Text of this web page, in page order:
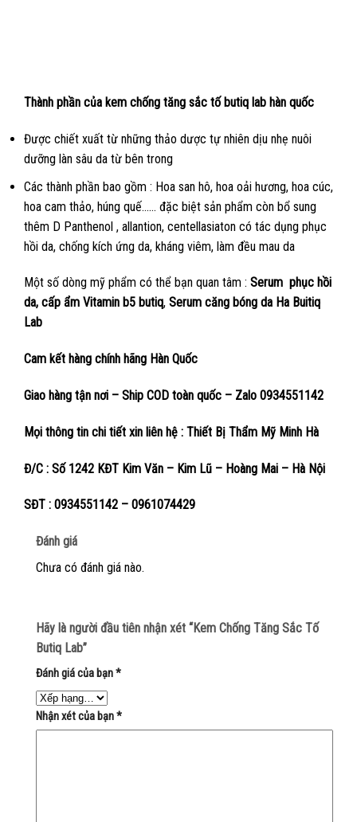
Thành phần của kem chống tăng sắc tố butiq lab hàn quốc
Được chiết xuất từ những thảo dược tự nhiên dịu nhẹ nuôi
dưỡng làn sâu da từ bên trong
Các thành phần bao gồm : Hoa san hô, hoa oải hương, hoa cúc,
hoa cam thảo, húng quế…… đặc biệt sản phẩm còn bổ sung
thêm D Panthenol , allantion, centellasiaton có tác dụng phục
hồi da, chống kích ứng da, kháng viêm, làm đều mau da
Một số dòng mỹ phẩm có thể bạn quan tâm : Serum phục hồi
da, cấp ẩm Vitamin b5 butiq, Serum căng bóng da Ha Buitiq
Lab
Cam kết hàng chính hãng Hàn Quốc
Giao hàng tận nơi – Ship COD toàn quốc – Zalo 0934551142
Mọi thông tin chi tiết xin liên hệ : Thiết Bị Thẩm Mỹ Minh Hà
Đ/C : Số 1242 KĐT Kim Văn – Kim Lũ – Hoàng Mai – Hà Nội
SĐT : 0934551142 – 0961074429
Đánh giá
Chưa có đánh giá nào.
Hãy là người đầu tiên nhận xét “Kem Chống Tăng Sắc Tố
Butiq Lab”
Đánh giá của bạn*
Nhận xét của bạn*